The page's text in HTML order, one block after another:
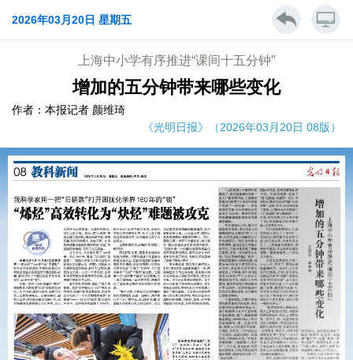
2026年03月20日 星期五
上海中小学有序推进“课间十五分钟”
增加的五分钟带来哪些变化
作者：本报记者 颜维琦
《光明日报》（2026年03月20日 08版）